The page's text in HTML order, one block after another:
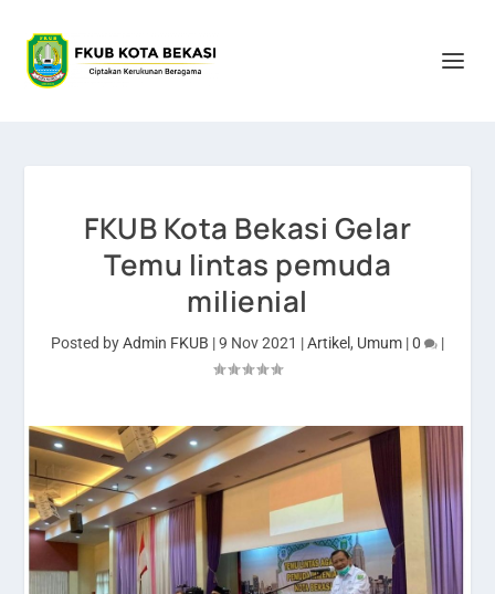
FKUB Kota Bekasi Gelar
Temu lintas pemuda
milienial
Posted byAdmin FKUB |9 Nov 2021 |Artikel , Umum |0 |